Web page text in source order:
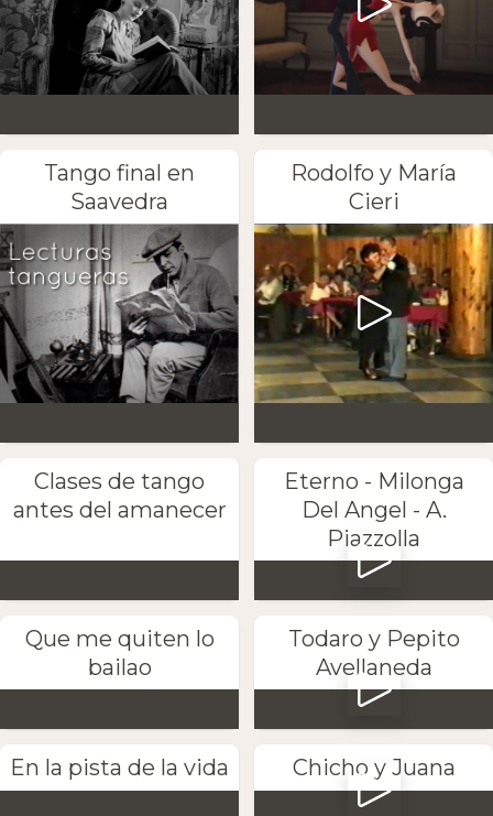
Tango final en
Saavedra
Rodolfo y María
Cieri
Clases de tango
antes del amanecer
Eterno - Milonga
Del Angel - A.
Piazzolla
Que me quiten lo
bailao
Todaro y Pepito
Avellaneda
En la pista de la vida Chicho y Juana